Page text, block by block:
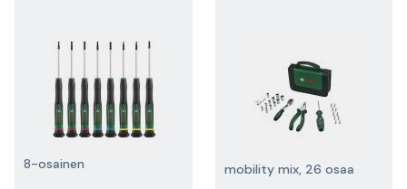
8-osainen mobility mix, 26 osaa